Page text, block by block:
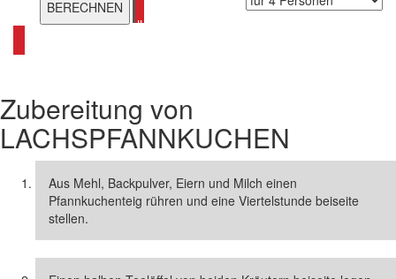
alle Pfannkuchen Rezepte ansehen
Zubereitung von
LACHSPFANNKUCHEN
Aus Mehl, Backpulver, Eiern und Milch einen
Pfannkuchenteig rühren und eine Viertelstunde beiseite
stellen.